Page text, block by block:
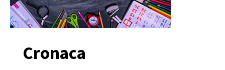
Cronaca